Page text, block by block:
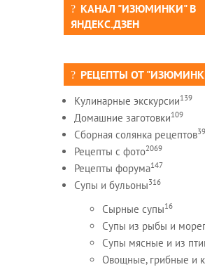
КАНАЛ "ИЗЮМИНКИ" В
ЯНДЕКС.ДЗЕН
РЕЦЕПТЫ ОТ
Кулинарные экскурсии139
Домашние заготовки109
Сборная солянка рецептов
Рецепты c фото2069
Рецепты форума147
Супы и бульоны316
Сырные супы16
Супы из рыбы и
Супы мясные и из
Овощные, грибные и